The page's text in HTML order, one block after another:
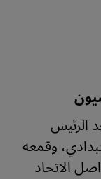
الرئيس
وقمعه
الاتحاد